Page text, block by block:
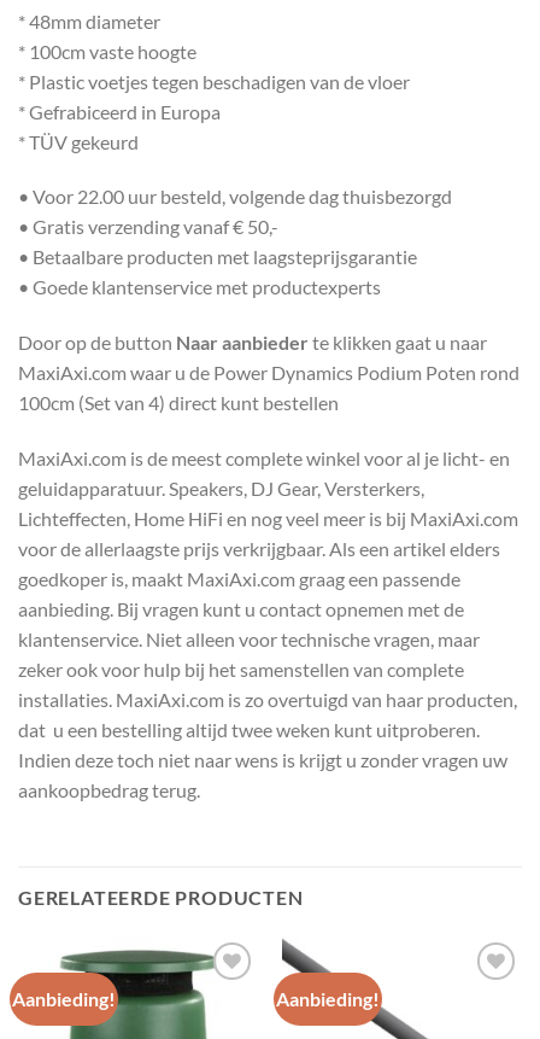
* 48mm diameter
* 100cm vaste hoogte
* Plastic voetjes tegen beschadigen van de vloer
* Gefrabiceerd in Europa
* TÜV gekeurd
• Voor 22.00 uur besteld, volgende dag thuisbezorgd
• Gratis verzending vanaf € 50,-
• Betaalbare producten met laagsteprijsgarantie
• Goede klantenservice met productexperts
Door op de button Naar aanbieder te klikken gaat u naar
MaxiAxi.com waar u de Power Dynamics Podium Poten rond
100cm (Set van 4) direct kunt bestellen
MaxiAxi.com is de meest complete winkel voor al je licht- en
geluidapparatuur. Speakers, DJ Gear, Versterkers,
Lichteffecten, Home HiFi en nog veel meer is bij MaxiAxi.com
voor de allerlaagste prijs verkrijgbaar. Als een artikel elders
goedkoper is, maakt MaxiAxi.com graag een passende
aanbieding. Bij vragen kunt u contact opnemen met de
klantenservice. Niet alleen voor technische vragen, maar
zeker ook voor hulp bij het samenstellen van complete
installaties. MaxiAxi.com is zo overtuigd van haar producten,
dat u een bestelling altijd twee weken kunt uitproberen.
Indien deze toch niet naar wens is krijgt u zonder vragen uw
aankoopbedrag terug.
GERELATEERDE PRODUCTEN
Aanbieding! Aanbieding!